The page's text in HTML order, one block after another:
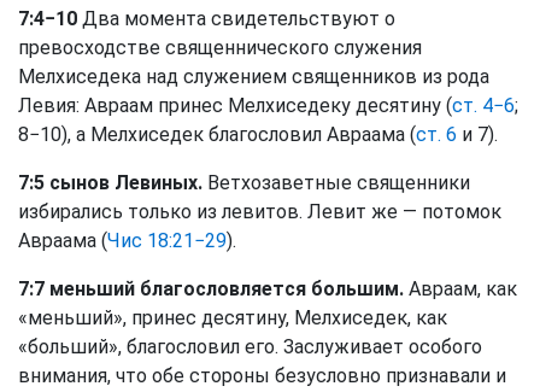
7:4−10 Два момента свидетельствуют о
превосходстве священнического служения
Мелхиседека над служением священников из рода
Левия: Авраам принес Мелхиседеку десятину (ст. 4−6;
8−10), а Мелхиседек благословил Авраама (ст. 6 и 7).
7:5 сынов Левиных. Ветхозаветные священники
избирались только из левитов. Левит же — потомок
Авраама (Чис 18:21−29).
7:7 меньший благословляется большим. Авраам, как
«меньший», принес десятину, Мелхиседек, как
«больший», благословил его. Заслуживает особого
внимания, что обе стороны безусловно признавали и